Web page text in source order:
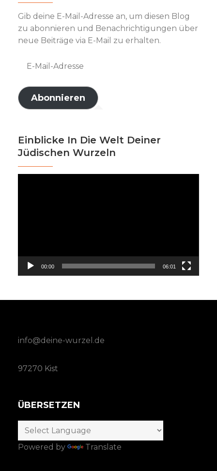
Gib deine E-Mail-Adresse an, um diesen Blog
zu abonnieren und Benachrichtigungen über
neue Beiträge via E-Mail zu erhalten.
Adresse
Abonnieren
Einblicke In Die Welt Deiner
Jüdischen Wurzeln
00:00 06:01
info@deine-wurzel.de
97270 Kist
ÜBERSETZEN
Powered by Translate